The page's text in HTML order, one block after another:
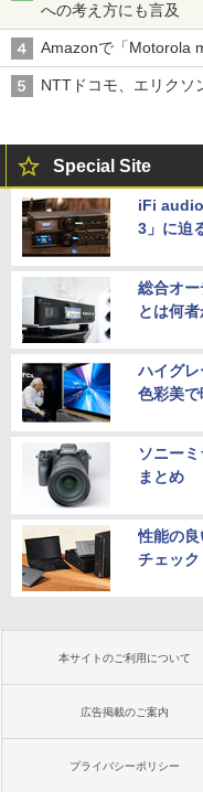
への考え方にも言及
Amazonで「Motorola
NTTドコモ、エリクソ
Special Site
iFi audio
3」に迫
総合オ
とは何者
ハイグ
色彩美
ソニー
まとめ
性能の
チェック
本サイトのご利用について
広告掲載のご案内
プライバシーポリシー